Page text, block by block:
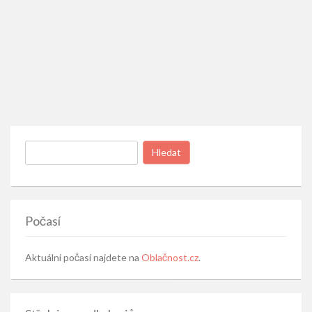
Vyhledávání
Počasí
Aktuální počasí najdete na Oblačnost.cz.